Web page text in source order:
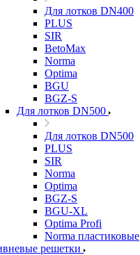
Для лотков DN400
PLUS
SIR
BetoMax
Norma
Optima
BGU
BGZ-S
Для лотков DN500
Для лотков DN500
PLUS
SIR
Norma
Optima
BGZ-S
BGU-XL
Optima Profi
Norma пластиковые
решетки